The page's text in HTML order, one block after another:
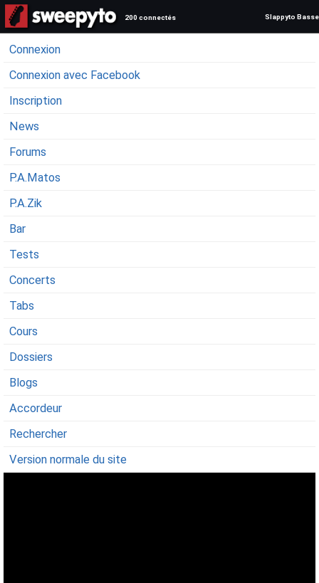
200 connectés Slappyto Basse
Connexion
Connexion avec Facebook
Inscription
News
Forums
P.A.Matos
P.A.Zik
Bar
Tests
Concerts
Tabs
Cours
Dossiers
Blogs
Accordeur
Rechercher
Version normale du site